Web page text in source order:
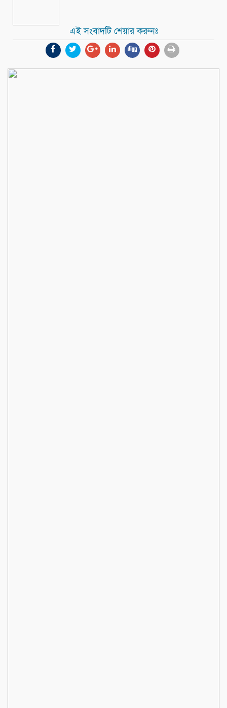
এই সংবাদটি শেয়ার করুনঃ